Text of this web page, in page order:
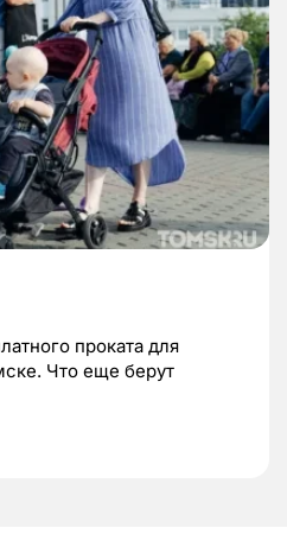
проката для
Что еще берут